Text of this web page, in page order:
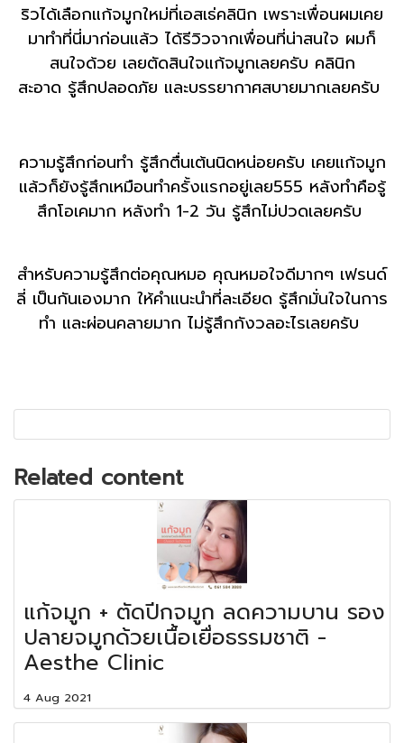
ริวได้เลือกแก้จมูกใหม่ที่เอสเธ่คลินิก เพราะเพื่อนผมเคย
มาทำที่นี่มาก่อนแล้ว ได้รีวิวจากเพื่อนที่น่าสนใจ ผมก็
สนใจด้วย เลยตัดสินใจแก้จมูกเลยครับ คลินิก
สะอาด รู้สึกปลอดภัย และบรรยากาศสบายมากเลยครับ
ความรู้สึกก่อนทำ รู้สึกตื่นเต้นนิดหน่อยครับ เคยแก้จมูก
แล้วก็ยังรู้สึกเหมือนทำครั้งแรกอยู่เลย555 หลังทำคือรู้
สึกโอเคมาก หลังทำ 1-2 วัน รู้สึกไม่ปวดเลยครับ
สำหรับความรู้สึกต่อคุณหมอ คุณหมอใจดีมากๆ เฟรนด์
ลี่ เป็นกันเองมาก ให้คำแนะนำที่ละเอียด รู้สึกมั่นใจในการ
ทำ และผ่อนคลายมาก ไม่รู้สึกกังวลอะไรเลยครับ
Related content
แก้จมูก + ตัดปีกจมูก ลดความบาน รอง
ปลายจมูกด้วยเนื้อเยื่อธรรมชาติ -
Aesthe Clinic
4 Aug 2021